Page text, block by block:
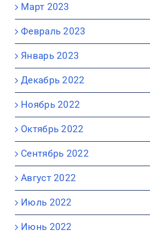
Март 2023
Февраль 2023
Январь 2023
Декабрь 2022
Ноябрь 2022
Октябрь 2022
Сентябрь 2022
Август 2022
Июль 2022
Июнь 2022